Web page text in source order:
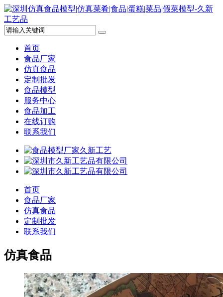
首页
食品厂家
仿真食品
定制批发
食品模型
服务中心
食品加工
在线订购
联系我们
首页
食品厂家
仿真食品
定制批发
联系我们
仿真食品